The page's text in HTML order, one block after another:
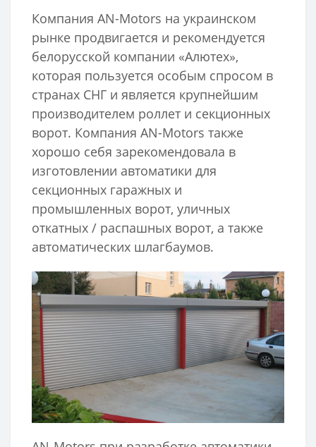
Компания AN-Motors на украинском
рынке продвигается и рекомендуется
белорусской компании «Алютех»,
которая пользуется особым спросом в
странах СНГ и является крупнейшим
производителем роллет и секционных
ворот. Компания AN-Motors также
хорошо себя зарекомендовала в
изготовлении автоматики для
секционных гаражных и
промышленных ворот, уличных
откатных / распашных ворот, а также
автоматических шлагбаумов.